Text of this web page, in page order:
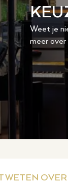
Weet je
meer over
WETEN